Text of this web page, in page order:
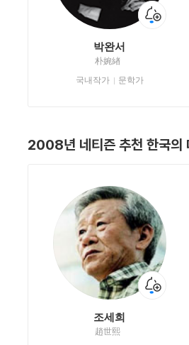
박완서
朴婉緖
국내작가
문학가
2008년 네티즌 추천 한국의
조세희
趙世熙